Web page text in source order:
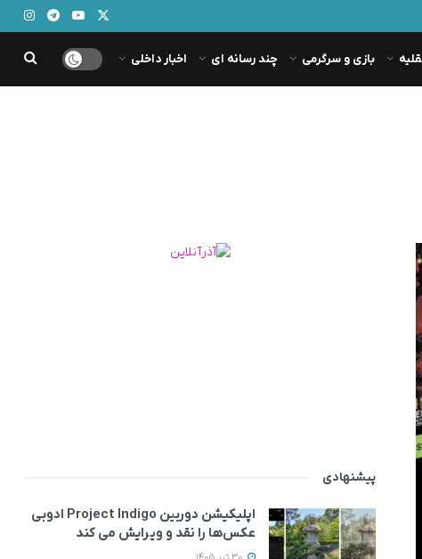
بازی و سرگرمی چند رسانه ای اخبار داخلی
پیشنهادی
اپلیکیشن دوربین Project Indigo ادوبی
عکس‌ها را نقد و ویرایش می‌ کند